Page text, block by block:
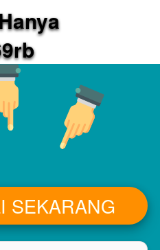
SEKARANG